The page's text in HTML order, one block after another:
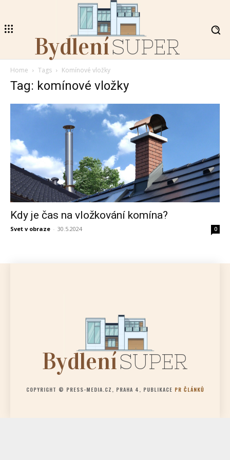
BydleníSUPER
Home Tags Komínové vložky
Tag: komínové vložky
Kdy je čas na vložkování komína?
Svet v obraze - 30.5.2024 0
BydleníSUPER
COPYRIGHT © PRESS-MEDIA.CZ, PRAHA 4, PUBLIKACE PR ČLÁNKŮ